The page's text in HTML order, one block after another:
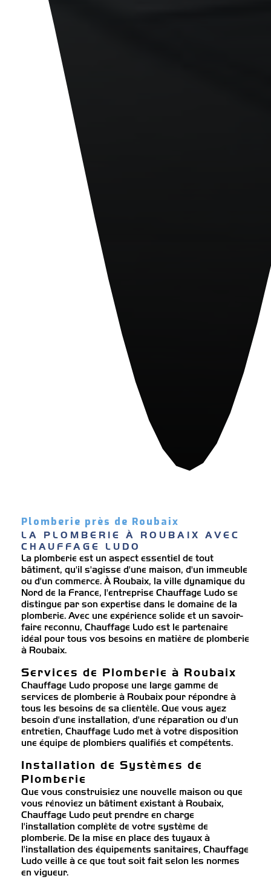
Plomberie près de Roubaix
LA PLOMBERIE À ROUBAIX AVEC
CHAUFFAGE LUDO
La plomberie est un aspect essentiel de tout
bâtiment, qu'il s'agisse d'une maison, d'un immeuble
ou d'un commerce. À Roubaix, la ville dynamique du
Nord de la France, l'entreprise Chauffage Ludo se
distingue par son expertise dans le domaine de la
plomberie. Avec une expérience solide et un savoir-
faire reconnu, Chauffage Ludo est le partenaire
idéal pour tous vos besoins en matière de plomberie
à Roubaix.
Services de Plomberie à Roubaix
Chauffage Ludo propose une large gamme de
services de plomberie à Roubaix pour répondre à
tous les besoins de sa clientèle. Que vous ayez
besoin d'une installation, d'une réparation ou d'un
entretien, Chauffage Ludo met à votre disposition
une équipe de plombiers qualifiés et compétents.
Installation de Systèmes de
Plomberie
Que vous construisiez une nouvelle maison ou que
vous rénoviez un bâtiment existant à Roubaix,
Chauffage Ludo peut prendre en charge
l'installation complète de votre système de
plomberie. De la mise en place des tuyaux à
l'installation des équipements sanitaires, Chauffage
Ludo veille à ce que tout soit fait selon les normes
en vigueur.